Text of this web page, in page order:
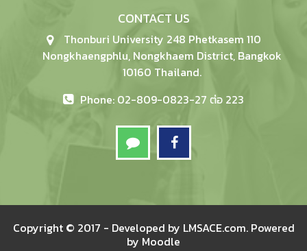
CONTACT US
Thonburi University 248 Phetkasem 110
Nongkhaengphlu, Nongkhaem District, Bangkok
10160 Thailand.
Phone: 02-809-0823-27 ต่อ 223
Copyright © 2017 - Developed by LMSACE.com. Powered
by Moodle